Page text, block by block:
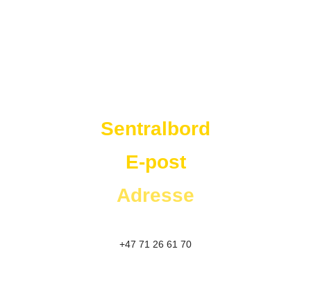
Sentralbord
E-post
Adresse
+47 71 26 61 70